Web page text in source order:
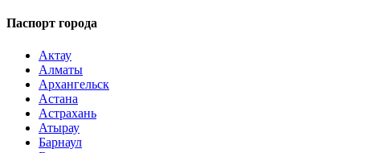
Паспорт города
Актау
Алматы
Архангельск
Астана
Астрахань
Атырау
Барнаул